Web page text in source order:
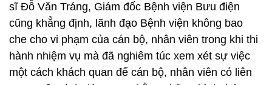
sĩ Đỗ Văn Tráng, Giám đốc Bệnh viện Bưu điện
cũng khẳng định, lãnh đạo Bệnh viện không bao
che cho vi phạm của cán bộ, nhân viên trong khi thi
hành nhiệm vụ mà đã nghiêm túc xem xét sự việc
một cách khách quan để cán bộ, nhân viên có liên